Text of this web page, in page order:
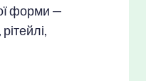
форми —